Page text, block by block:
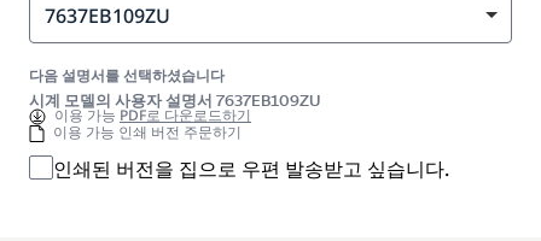
7637EB109ZU
다음 설명서를 선택하셨습니다
시계 모델의 사용자 설명서 7637EB109ZU
이용 가능 PDF로 다운로드하기
이용 가능 인쇄 버전 주문하기
인쇄된 버전을 집으로 우편 발송받고 싶습니다.